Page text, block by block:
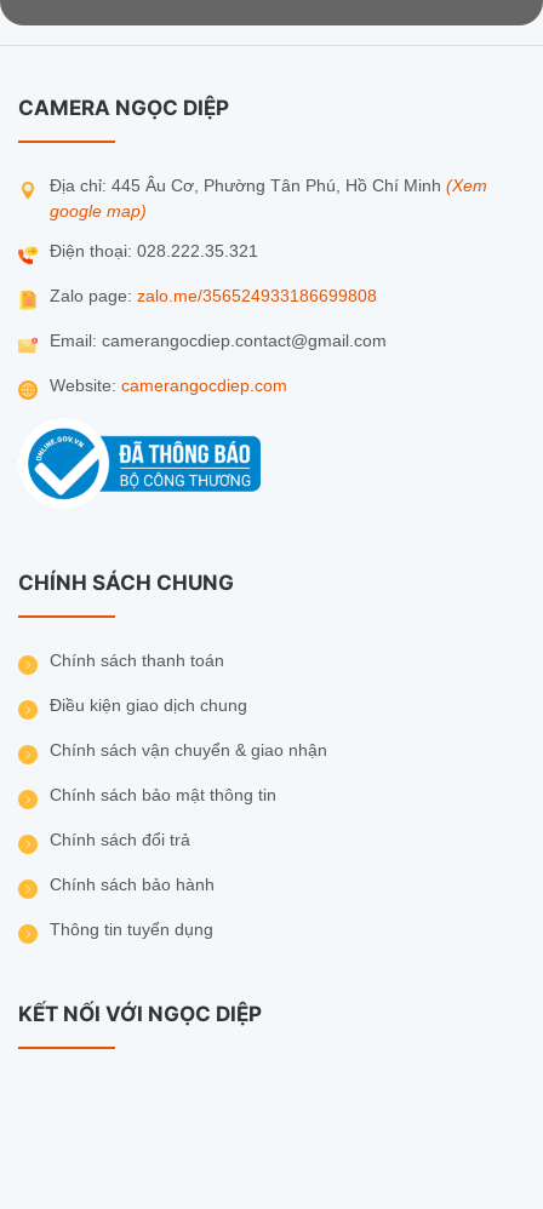
CAMERA NGỌC DIỆP
Địa chỉ: 445 Âu Cơ, Phường Tân Phú, Hồ Chí Minh (Xem
google map)
Điện thoại: 028.222.35.321
Zalo page: zalo.me/356524933186699808
Email: camerangocdiep.contact@gmail.com
Website: camerangocdiep.com
CHÍNH SÁCH CHUNG
Chính sách thanh toán
Điều kiện giao dịch chung
Chính sách vận chuyển & giao nhận
Chính sách bảo mật thông tin
Chính sách đổi trả
Chính sách bảo hành
Thông tin tuyển dụng
KẾT NỐI VỚI NGỌC DIỆP